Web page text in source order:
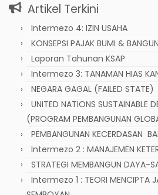
Artikel Terkini
Intermezo 4: IZIN USAHA
KONSEPSI PAJAK BUMI &
Laporan Tahunan KSAP
Intermezo 3: TANAMAN HIAS
NEGARA GAGAL (FAILED STATE)
UNITED NATIONS SUSTAINABLE
(PROGRAM PEMBANGUNAN
PEMBANGUNAN KECERDASAN
Intermezo 2 : MANAJEMEN
STRATEGI MEMBANGUN DAYA-
Intermezo 1 : TEORI MENCIPTA